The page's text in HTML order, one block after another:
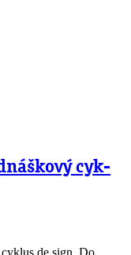
cyk­
de.sign. Do